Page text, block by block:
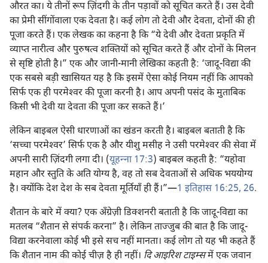
औरत का। ये तीनों रूप ज़िंदगी के तीन पड़ावों को सूचित करते हैं। उस देवी
का प्रेमी सींगोंवाला एक देवता है। कई लोग तो देवी और देवता, दोनों की ही
पूजा करते हैं। एक लेखक का कहना है कि “ये देवी और देवता प्रकृति में
व्याप्त नारीत्व और पुरुषत्व शक्‍तियों को सूचित करते हैं और दोनों के मिलन
से सृष्टि होती है।” एक और जानी-मानी लेखिका कहती है: ‘जादू-विद्या की
एक सबसे बड़ी खासियत यह है कि इसमें ऐसा कोई नियम नहीं कि आपको
सिर्फ एक ही परमेश्‍वर की पूजा करनी है। आप अपनी पसंद के मुताबिक
किसी भी देवी या देवता की पूजा कर सकते हैं।’
लेकिन बाइबल ऐसी धारणाओं का खंडन करती है। बाइबल बताती है कि
‘सच्चा परमेश्‍वर’ सिर्फ एक है और यीशु मसीह ने उसी परमेश्‍वर की सेवा में
अपनी सारी ज़िंदगी लगा दी। (यूहन्‍ना 17:3) बाइबल कहती है: “यहोवा
महान और स्तुति के अति योग्य है, वह तो सब देवताओं से अधिक भययोग्य
है। क्योंकि देश देश के सब देवता मूर्तियाँ ही हैं।”—1 इतिहास 16:25, 26.
शैतान के बारे में क्या? एक अँग्रेज़ी डिक्शनरी बताती है कि जादू-विद्या का
मतलब “शैतान से संपर्क करना” है। लेकिन ताज्जुब की बात है कि जादू-
विद्या करनेवाला कोई भी इसे सच नहीं मानता। कई लोग तो यह भी कहते हैं
कि शैतान नाम की कोई चीज़ है ही नहीं। दि आइरिश टाइम्समें एक जवान